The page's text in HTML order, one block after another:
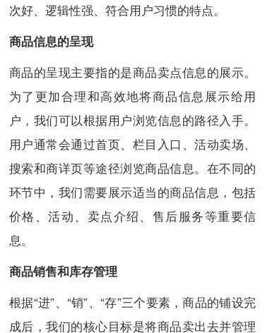
次好、逻辑性强、符合用户习惯的特点。
商品信息的呈现
商品的呈现主要指的是商品卖点信息的展示。
为了更加合理和高效地将商品信息展示给用
户，我们可以根据用户浏览信息的路径入手。
用户通常会通过首页、栏目入口、活动卖场、
搜索和商详页等途径浏览商品信息。在不同的
环节中，我们需要展示适当的商品信息，包括
价格、活动、卖点介绍、售后服务等重要信
息。
商品销售和库存管理
根据“进”、“销”、“存”三个要素，商品的铺设完
成后，我们的核心目标是将商品卖出去并管理